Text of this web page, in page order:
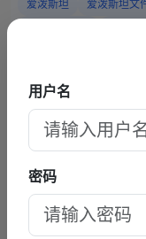
爱泼斯坦 爱泼斯坦文
金刻
推荐文章
1从抚仙湖梦碎到过
责任的双重必修课
22026年3月12日最
被逼婚后遭到强奸
暴力虐待囚禁
3
劲爆大瓜抖音福利
用户名
密码